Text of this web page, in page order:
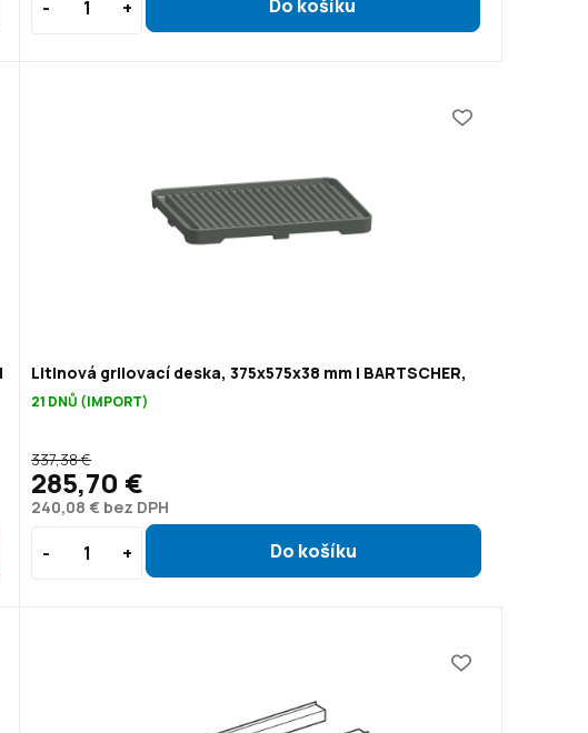
Litinová grilovací deska, 375x575x38 mm | BARTSCHER,
21 DNŮ (IMPORT)
240,08 € bez DPH
337,38 €
285,70 €